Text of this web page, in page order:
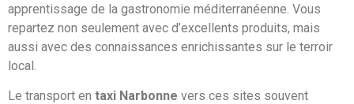
apprentissage de la gastronomie méditerranéenne. Vous
repartez non seulement avec d’excellents produits, mais
aussi avec des connaissances enrichissantes sur le terroir
local.
Le transport en taxi Narbonne vers ces sites souvent